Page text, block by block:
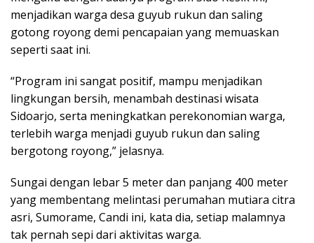
menjadikan warga desa guyub rukun dan saling
gotong royong demi pencapaian yang memuaskan
seperti saat ini.
“Program ini sangat positif, mampu menjadikan
lingkungan bersih, menambah destinasi wisata
Sidoarjo, serta meningkatkan perekonomian warga,
terlebih warga menjadi guyub rukun dan saling
bergotong royong,” jelasnya.
Sungai dengan lebar 5 meter dan panjang 400 meter
yang membentang melintasi perumahan mutiara citra
asri, Sumorame, Candi ini, kata dia, setiap malamnya
tak pernah sepi dari aktivitas warga.